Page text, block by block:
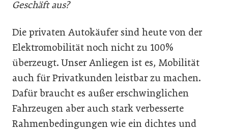
Geschäft aus?
Die privaten Autokäufer sind heute von der
Elektromobilität noch nicht zu 100%
überzeugt. Unser Anliegen ist es, Mobilität
auch für Privatkunden leistbar zu machen.
Dafür braucht es außer erschwinglichen
Fahrzeugen aber auch stark verbesserte
Rahmenbedingungen wie ein dichtes und